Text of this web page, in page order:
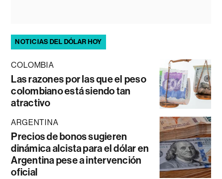
NOTICIAS DEL DÓLAR HOY
COLOMBIA
Las razones por las que el peso
colombiano está siendo tan
atractivo
ARGENTINA
Precios de bonos sugieren
dinámica alcista para el dólar en
Argentina pese a intervención
oficial